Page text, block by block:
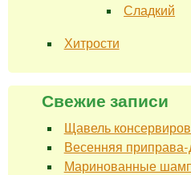
Сладкий
Хитрости
Свежие записи
Щавель
Весенняя приправа-
Маринованные